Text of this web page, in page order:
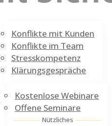
Konflikte mit Kunden
Konflikte im Team
Stresskompetenz
Klärungsgespräche
Kostenlose Webinare
Offene Seminare
Nützliches